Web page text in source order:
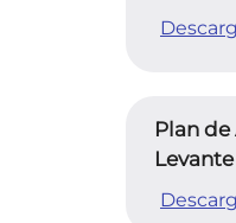
Plan
Levante